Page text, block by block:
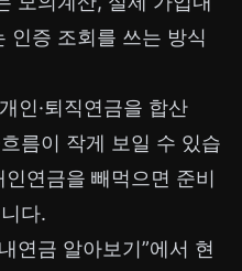
인증 조회를 쓰는 방식
인·퇴직연금을 합산
름이 작게 보일 수 있습
연금을 빼먹으면 준비
다.
연금 알아보기”에서 현